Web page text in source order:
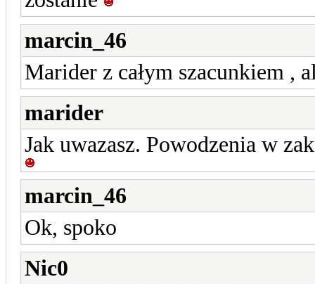
marcin_46
Marider z całym szacunkiem ,
marider
Jak uwazasz. Powodzenia w
marcin_46
Ok, spoko
Nic0